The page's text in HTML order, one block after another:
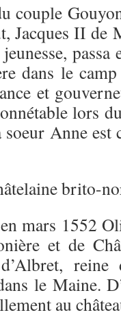
couple
Jacques II
dans le
et
lors
Anne est
brito-
mars 1552
et de
le Maine.
au